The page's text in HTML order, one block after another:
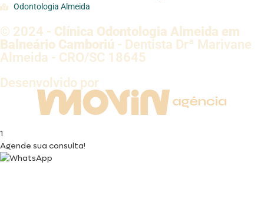
Odontologia Almeida
© 2024 - Clínica Odontologia Almeida em
Balneário Camboriú - Dentista Drª Marivane
Almeida - CRO/SC 18645
Desenvolvido por
1
Agende sua consulta!